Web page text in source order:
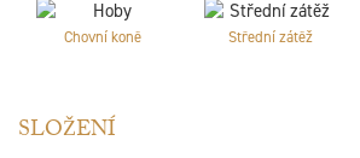
Chovní koně
Střední zátěž
SLOŽENÍ